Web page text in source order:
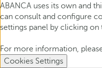
ABANCA uses its own and
can consult and configure
settings panel by clicking
For more information,
Cookies Settings